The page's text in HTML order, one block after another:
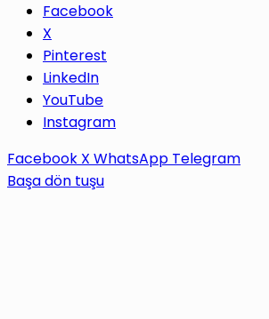
Facebook
X
Pinterest
LinkedIn
YouTube
Instagram
Facebook X WhatsApp Telegram
Başa dön tuşu